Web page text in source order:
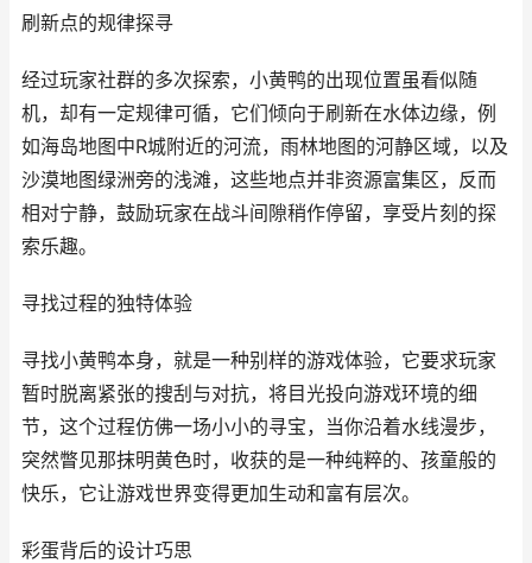
刷新点的规律探寻
经过玩家社群的多次探索，小黄鸭的出现位置虽看似随
机，却有一定规律可循，它们倾向于刷新在水体边缘，例
如海岛地图中R城附近的河流，雨林地图的河静区域，以及
沙漠地图绿洲旁的浅滩，这些地点并非资源富集区，反而
相对宁静，鼓励玩家在战斗间隙稍作停留，享受片刻的探
索乐趣。
寻找过程的独特体验
寻找小黄鸭本身，就是一种别样的游戏体验，它要求玩家
暂时脱离紧张的搜刮与对抗，将目光投向游戏环境的细
节，这个过程仿佛一场小小的寻宝，当你沿着水线漫步，
突然瞥见那抹明黄色时，收获的是一种纯粹的、孩童般的
快乐，它让游戏世界变得更加生动和富有层次。
彩蛋背后的设计巧思